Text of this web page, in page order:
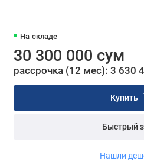
На складе
30 300 000 сум
рассрочка (12 мес): 3 630
Купить
Быстрый
Нашли